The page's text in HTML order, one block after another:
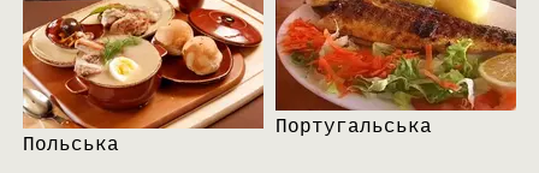
Польська
Португальська